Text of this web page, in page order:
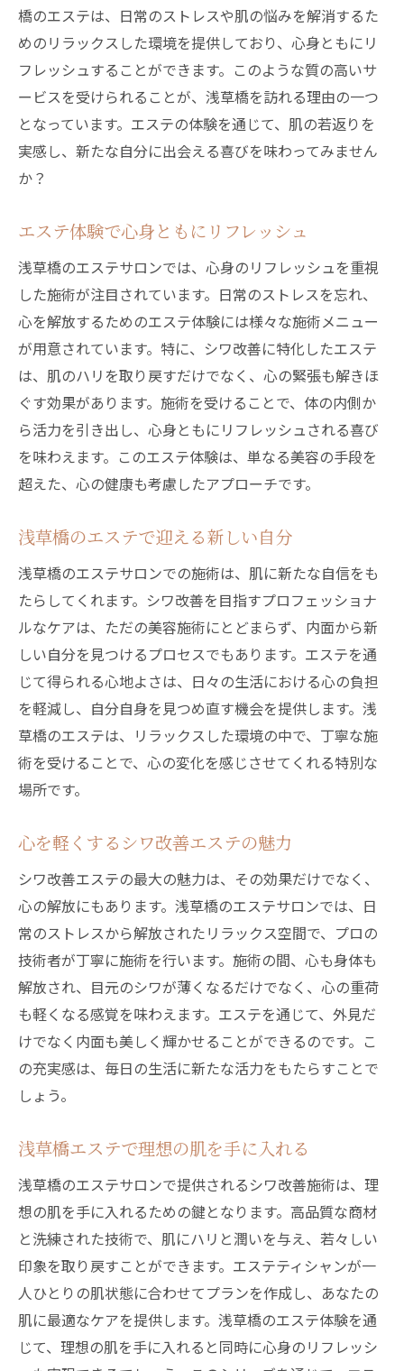
橋のエステは、日常のストレスや肌の悩みを解消するた
めのリラックスした環境を提供しており、心身ともにリ
フレッシュすることができます。このような質の高いサ
ービスを受けられることが、浅草橋を訪れる理由の一つ
となっています。エステの体験を通じて、肌の若返りを
実感し、新たな自分に出会える喜びを味わってみません
か？
エステ体験で心身ともにリフレッシュ
浅草橋のエステサロンでは、心身のリフレッシュを重視
した施術が注目されています。日常のストレスを忘れ、
心を解放するためのエステ体験には様々な施術メニュー
が用意されています。特に、シワ改善に特化したエステ
は、肌のハリを取り戻すだけでなく、心の緊張も解きほ
ぐす効果があります。施術を受けることで、体の内側か
ら活力を引き出し、心身ともにリフレッシュされる喜び
を味わえます。このエステ体験は、単なる美容の手段を
超えた、心の健康も考慮したアプローチです。
浅草橋のエステで迎える新しい自分
浅草橋のエステサロンでの施術は、肌に新たな自信をも
たらしてくれます。シワ改善を目指すプロフェッショナ
ルなケアは、ただの美容施術にとどまらず、内面から新
しい自分を見つけるプロセスでもあります。エステを通
じて得られる心地よさは、日々の生活における心の負担
を軽減し、自分自身を見つめ直す機会を提供します。浅
草橋のエステは、リラックスした環境の中で、丁寧な施
術を受けることで、心の変化を感じさせてくれる特別な
場所です。
心を軽くするシワ改善エステの魅力
シワ改善エステの最大の魅力は、その効果だけでなく、
心の解放にもあります。浅草橋のエステサロンでは、日
常のストレスから解放されたリラックス空間で、プロの
技術者が丁寧に施術を行います。施術の間、心も身体も
解放され、目元のシワが薄くなるだけでなく、心の重荷
も軽くなる感覚を味わえます。エステを通じて、外見だ
けでなく内面も美しく輝かせることができるのです。こ
の充実感は、毎日の生活に新たな活力をもたらすことで
しょう。
浅草橋エステで理想の肌を手に入れる
浅草橋のエステサロンで提供されるシワ改善施術は、理
想の肌を手に入れるための鍵となります。高品質な商材
と洗練された技術で、肌にハリと潤いを与え、若々しい
印象を取り戻すことができます。エステティシャンが一
人ひとりの肌状態に合わせてプランを作成し、あなたの
肌に最適なケアを提供します。浅草橋のエステ体験を通
じて、理想の肌を手に入れると同時に心身のリフレッシ